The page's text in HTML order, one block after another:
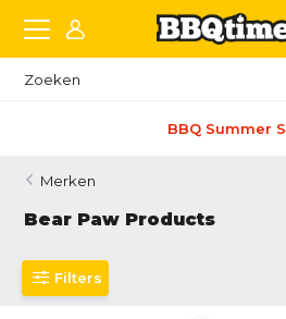
BBQ Summer
Merken
Bear Paw Products
Filters